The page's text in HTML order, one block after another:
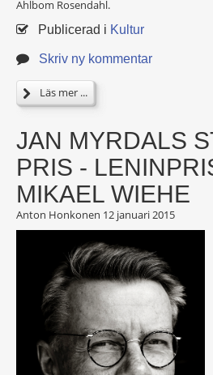
Ahlbom Rosendahl.
Publicerad i Kultur
Skriv ny kommentar
Läs mer ...
JAN MYRDALS
PRIS -
MIKAEL WIEHE
Anton Honkonen 12 januari 2015